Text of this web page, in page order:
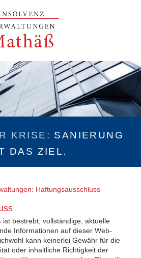
KRISE: SANIERUNG
DAS ZIEL.
Haftungsausschluss
ist bestrebt, vollständige, aktuelle
Informationen auf dieser Web-
kann keinerlei Gewähr für die
oder inhaltliche Richtigkeit der